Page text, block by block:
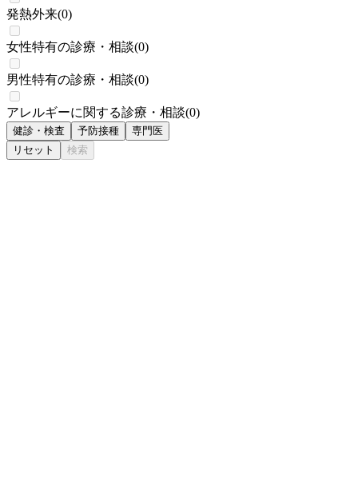
発熱外来(0)
女性特有の診療・相談(0)
男性特有の診療・相談(0)
アレルギーに関する診療・相談(0)
健診・検査 予防接種
専門医
リセット
検索